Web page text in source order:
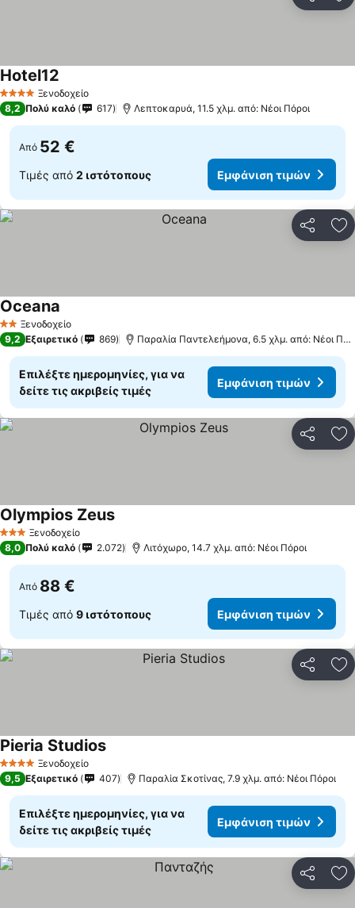
4 ΑστέριαΞενοδοχείο
Hotel12
8,2 Πολύ καλό 617 Λεπτοκαρυά, 11.5 χλμ. από: Νέοι Πόροι
Από 52 €
Τιμές από 2 ιστότοπους Εμφάνιση τιμών
2 ΑστέριαΞενοδοχείο
Oceana
9,2 Εξαιρετικό 869 Παραλία Παντελεήμονα, 6.5 χλμ. από: Νέοι
Επιλέξτε ημερομηνίες, για να
δείτε τις ακριβείς τιμές
Εμφάνιση τιμών
3 ΑστέριαΞενοδοχείο
Olympios ZeusΕμφάνιση τιμών
8,0 Πολύ καλό 2.072 Λιτόχωρο, 14.7 χλμ. από: Νέοι Πόροι
Από 88 €
Τιμές από 9 ιστότοπους Εμφάνιση τιμών
4 ΑστέριαΞενοδοχείο
Pieria StudiosΕμφάνιση τιμών
9,5 Εξαιρετικό 407 Παραλία Σκοτίνας, 7.9 χλμ. από: Νέοι Πόροι
Επιλέξτε ημερομηνίες, για να
δείτε τις ακριβείς τιμές
Εμφάνιση τιμών